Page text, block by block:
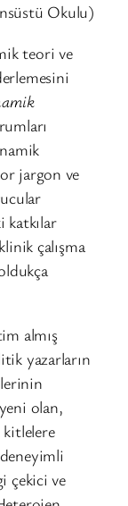
Okulu)
teori ve
jargon ve
katkılar
çalışma
almış
yazarların
olan,
kitlelere
çekici ve